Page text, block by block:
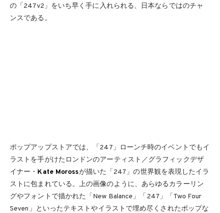
の「247v2」をいち早く手に入れられる、日本ならではのチャ
ンスである。
ポップアップストアでは、「247」ローンチ時のイベントでもイ
ラストを手がけたロンドンのアーティスト／グラフィックデザ
イナー・ Kate Morossが描いた「247」の世界観を表現したイラ
ストに包まれている。上の画像のように、あらゆるカラーリン
グやフォントで描かれた「New Balance」「247」「Two Four
Seven」といったテキストやイラストで埋め尽くされたポップな